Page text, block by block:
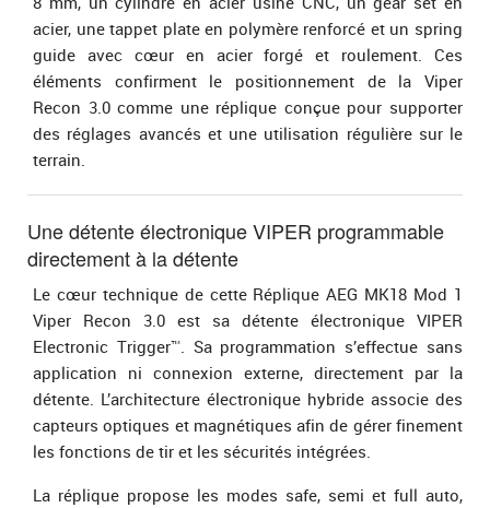
acier, une tappet plate en polymère renforcé et un spring
guide avec cœur en acier forgé et roulement. Ces
éléments confirment le positionnement de la Viper
Recon 3.0 comme une réplique conçue pour supporter
des réglages avancés et une utilisation régulière sur le
terrain.
Une détente électronique VIPER programmable
directement à la détente
Le cœur technique de cette Réplique AEG MK18 Mod 1
Viper Recon 3.0 est sa détente électronique VIPER
Electronic Trigger™. Sa programmation s’effectue sans
application ni connexion externe, directement par la
détente. L’architecture électronique hybride associe des
capteurs optiques et magnétiques afin de gérer finement
les fonctions de tir et les sécurités intégrées.
La réplique propose les modes safe, semi et full auto,